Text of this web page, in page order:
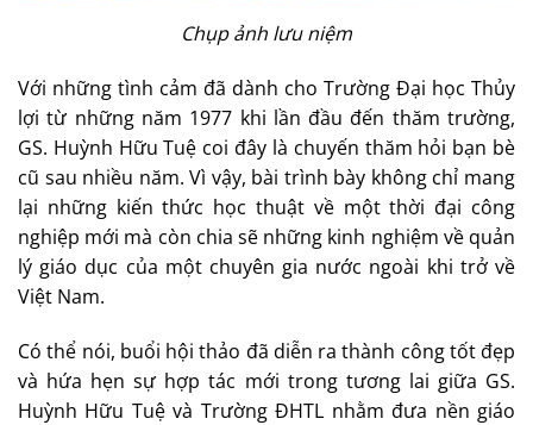
Chụp ảnh lưu niệm
Với những tình cảm đã dành cho Trường Đại học Thủy
lợi từ những năm 1977 khi lần đầu đến thăm trường,
GS. Huỳnh Hữu Tuệ coi đây là chuyến thăm hỏi bạn bè
cũ sau nhiều năm. Vì vậy, bài trình bày không chỉ mang
lại những kiến thức học thuật về một thời đại công
nghiệp mới mà còn chia sẽ những kinh nghiệm về quản
lý giáo dục của một chuyên gia nước ngoài khi trở về
Việt Nam.
Có thể nói, buổi hội thảo đã diễn ra thành công tốt đẹp
và hứa hẹn sự hợp tác mới trong tương lai giữa GS.
Huỳnh Hữu Tuệ và Trường ĐHTL nhằm đưa nền giáo